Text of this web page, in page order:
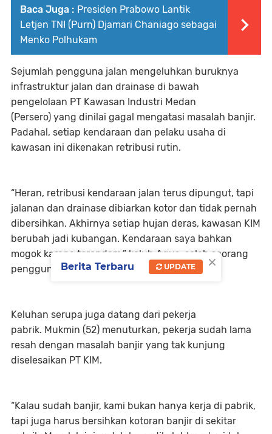
Baca Juga : Presiden Prabowo Lantik
Letjen TNI (Purn) Djamari Chaniago sebagai
Menko Polhukam
Sejumlah pengguna jalan mengeluhkan buruknya
infrastruktur jalan dan drainase di bawah
pengelolaan PT Kawasan Industri Medan
(Persero) yang dinilai gagal mengatasi masalah banjir.
Padahal, setiap kendaraan dan pelaku usaha di
kawasan ini dikenakan retribusi rutin.
“Heran, retribusi kendaraan jalan terus dipungut, tapi
jalanan dan drainase dibiarkan kotor dan tidak pernah
dibersihkan. Akhirnya setiap hujan deras, kawasan KIM
berubah jadi kubangan. Kendaraan saya bahkan
mogok karena terendam,” keluh Agus , salah seorang
pengguna jalan KIM II.
Keluhan serupa juga datang dari pekerja
pabrik. Mukmin (52) menuturkan, pekerja sudah lama
resah dengan masalah banjir yang tak kunjung
diselesaikan PT KIM.
“Kalau sudah banjir, kami bukan hanya kerja di pabrik,
tapi juga harus bersihkan kotoran banjir di sekitar
×
Berita Terbaru UPDATE